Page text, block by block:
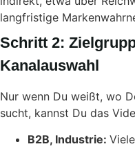
langfristige
Schritt 2:
Kanalauswahl
Nur wenn Du weißt, wo
sucht, kannst Du das
B2B, Industrie: